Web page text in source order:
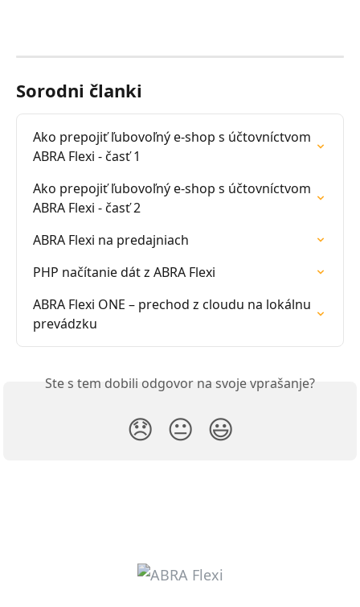
Sorodni članki
Ako prepojiť ľubovoľný e-shop s účtovníctvom
ABRA Flexi - časť 1
Ako prepojiť ľubovoľný e-shop s účtovníctvom
ABRA Flexi - časť 2
ABRA Flexi na predajniach
PHP načítanie dát z ABRA Flexi
ABRA Flexi ONE – prechod z cloudu na lokálnu
prevádzku
Ste s tem dobili odgovor na svoje vprašanje?
😞 😐 😃